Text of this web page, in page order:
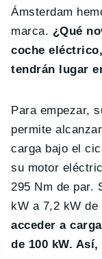
Ámsterdam
marca. ¿Qué
coche
tendrán lugar
Para empezar,
permite
carga bajo el
su motor
295 Nm de par.
kW a 7,2 kW de
acceder a
de 100 kW.